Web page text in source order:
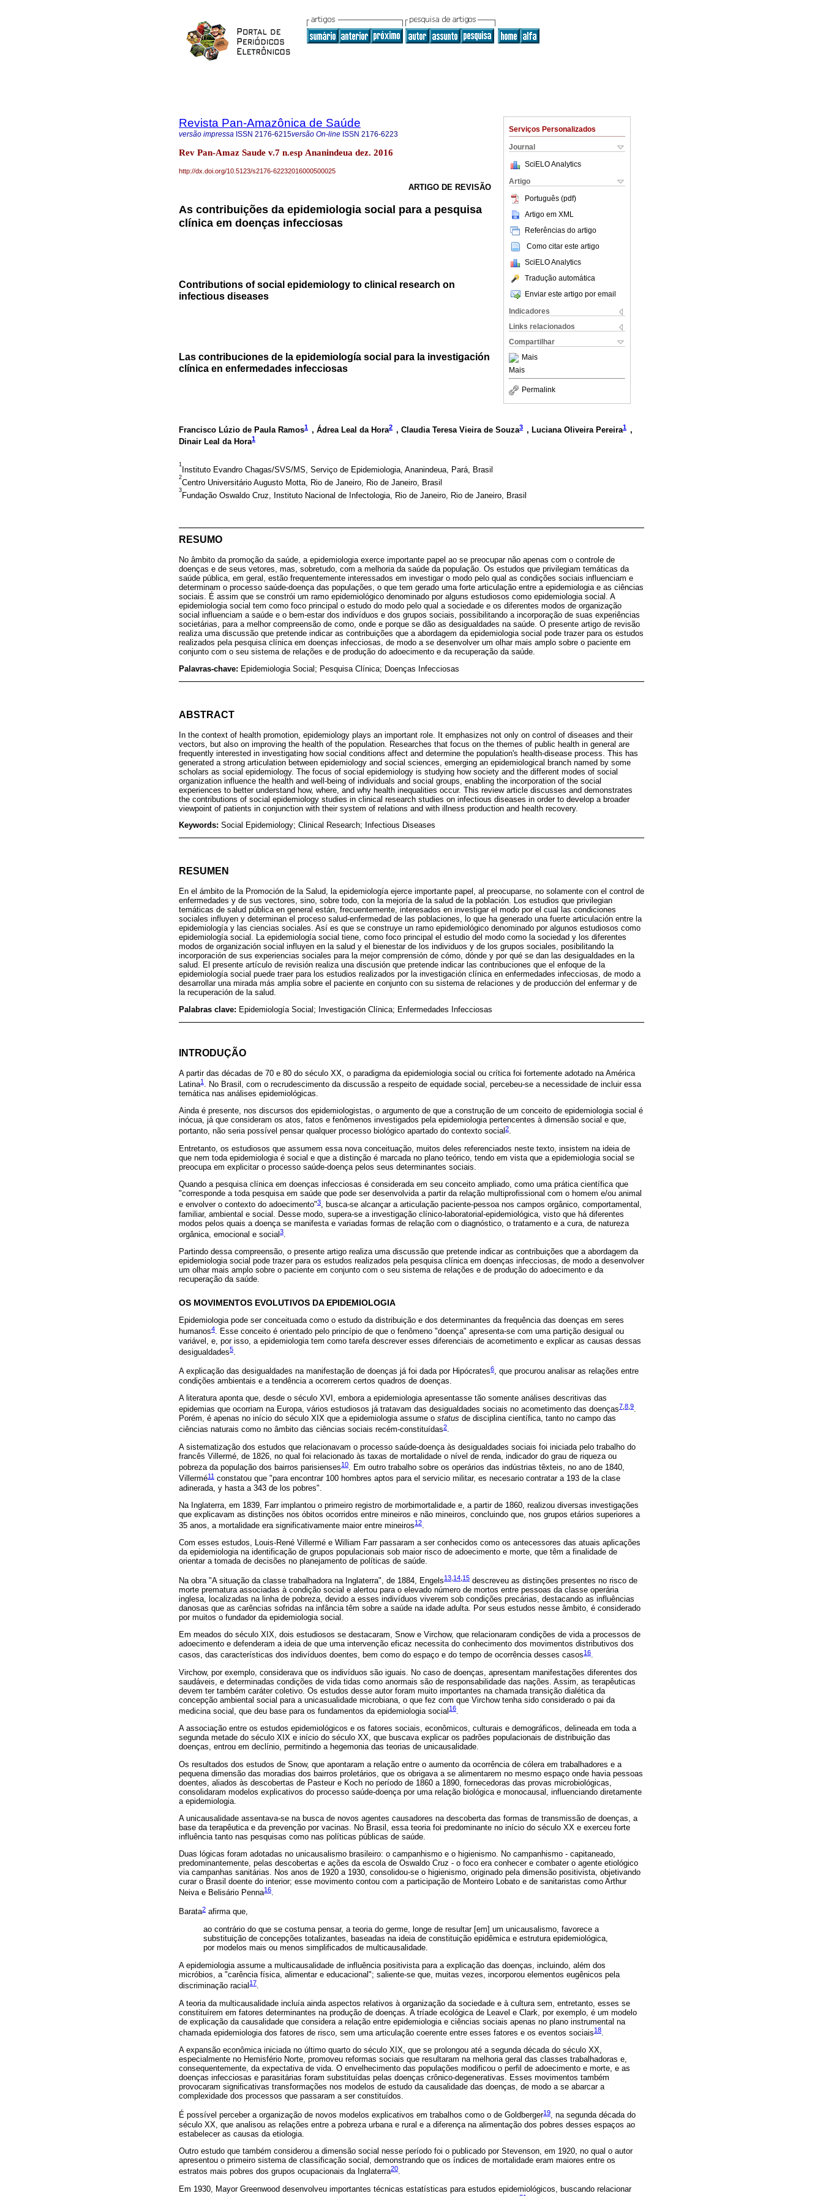
Serviços Personalizados
Journal
SciELO Analytics
Artigo
Português (pdf)
Artigo em XML
Referências do artigo
Como citar este artigo
SciELO Analytics
Tradução automática
Enviar este artigo por email
Indicadores
Links relacionados
Compartilhar
Mais
Mais
Permalink
Revista Pan-Amazônica de Saúde
versão impressa ISSN 2176-6215versão On-line ISSN 2176-6223
Rev Pan-Amaz Saude v.7 n.esp Ananindeua dez. 2016
http://dx.doi.org/10.5123/s2176-62232016000500025
ARTIGO DE REVISÃO
As contribuições da epidemiologia social para a pesquisa
clínica em doenças infecciosas
Contributions of social epidemiology to clinical research on
infectious diseases
Las contribuciones de la epidemiología social para la investigación
clínica en enfermedades infecciosas
Francisco Lúzio de Paula Ramos1 , Ádrea Leal da Hora2 , Claudia Teresa Vieira de Souza3 , Luciana Oliveira Pereira1 ,
Dinair Leal da Hora1
1
Instituto Evandro Chagas/SVS/MS, Serviço de Epidemiologia, Ananindeua, Pará, Brasil
2
Centro Universitário Augusto Motta, Rio de Janeiro, Rio de Janeiro, Brasil
3
Fundação Oswaldo Cruz, Instituto Nacional de Infectologia, Rio de Janeiro, Rio de Janeiro, Brasil
RESUMO
No âmbito da promoção da saúde, a epidemiologia exerce importante papel ao se preocupar não apenas com o controle de
doenças e de seus vetores, mas, sobretudo, com a melhoria da saúde da população. Os estudos que privilegiam temáticas da
saúde pública, em geral, estão frequentemente interessados em investigar o modo pelo qual as condições sociais influenciam e
determinam o processo saúde-doença das populações, o que tem gerado uma forte articulação entre a epidemiologia e as ciências
sociais. É assim que se constrói um ramo epidemiológico denominado por alguns estudiosos como epidemiologia social. A
epidemiologia social tem como foco principal o estudo do modo pelo qual a sociedade e os diferentes modos de organização
social influenciam a saúde e o bem-estar dos indivíduos e dos grupos sociais, possibilitando a incorporação de suas experiências
societárias, para a melhor compreensão de como, onde e porque se dão as desigualdades na saúde. O presente artigo de revisão
realiza uma discussão que pretende indicar as contribuições que a abordagem da epidemiologia social pode trazer para os estudos
realizados pela pesquisa clínica em doenças infecciosas, de modo a se desenvolver um olhar mais amplo sobre o paciente em
conjunto com o seu sistema de relações e de produção do adoecimento e da recuperação da saúde.
Palavras-chave: Epidemiologia Social; Pesquisa Clínica; Doenças Infecciosas
ABSTRACT
In the context of health promotion, epidemiology plays an important role. It emphasizes not only on control of diseases and their
vectors, but also on improving the health of the population. Researches that focus on the themes of public health in general are
frequently interested in investigating how social conditions affect and determine the population's health-disease process. This has
generated a strong articulation between epidemiology and social sciences, emerging an epidemiological branch named by some
scholars as social epidemiology. The focus of social epidemiology is studying how society and the different modes of social
organization influence the health and well-being of individuals and social groups, enabling the incorporation of the social
experiences to better understand how, where, and why health inequalities occur. This review article discusses and demonstrates
the contributions of social epidemiology studies in clinical research studies on infectious diseases in order to develop a broader
viewpoint of patients in conjunction with their system of relations and with illness production and health recovery.
Keywords: Social Epidemiology; Clinical Research; Infectious Diseases
RESUMEN
En el ámbito de la Promoción de la Salud, la epidemiología ejerce importante papel, al preocuparse, no solamente con el control de
enfermedades y de sus vectores, sino, sobre todo, con la mejoría de la salud de la población. Los estudios que privilegian
temáticas de salud pública en general están, frecuentemente, interesados en investigar el modo por el cual las condiciones
sociales influyen y determinan el proceso salud-enfermedad de las poblaciones, lo que ha generado una fuerte articulación entre la
epidemiología y las ciencias sociales. Así es que se construye un ramo epidemiológico denominado por algunos estudiosos como
epidemiología social. La epidemiología social tiene, como foco principal el estudio del modo como la sociedad y los diferentes
modos de organización social influyen en la salud y el bienestar de los individuos y de los grupos sociales, posibilitando la
incorporación de sus experiencias sociales para la mejor comprensión de cómo, dónde y por qué se dan las desigualdades en la
salud. El presente artículo de revisión realiza una discusión que pretende indicar las contribuciones que el enfoque de la
epidemiología social puede traer para los estudios realizados por la investigación clínica en enfermedades infecciosas, de modo a
desarrollar una mirada más amplia sobre el paciente en conjunto con su sistema de relaciones y de producción del enfermar y de
la recuperación de la salud.
Palabras clave: Epidemiología Social; Investigación Clínica; Enfermedades Infecciosas
INTRODUÇÃO
A partir das décadas de 70 e 80 do século XX, o paradigma da epidemiologia social ou crítica foi fortemente adotado na América
Latina1 . No Brasil, com o recrudescimento da discussão a respeito de equidade social, percebeu-se a necessidade de incluir essa
temática nas análises epidemiológicas.
Ainda é presente, nos discursos dos epidemiologistas, o argumento de que a construção de um conceito de epidemiologia social é
inócua, já que consideram os atos, fatos e fenômenos investigados pela epidemiologia pertencentes à dimensão social e que,
portanto, não seria possível pensar qualquer processo biológico apartado do contexto social2.
Entretanto, os estudiosos que assumem essa nova conceituação, muitos deles referenciados neste texto, insistem na ideia de
que nem toda epidemiologia é social e que a distinção é marcada no plano teórico, tendo em vista que a epidemiologia social se
preocupa em explicitar o processo saúde-doença pelos seus determinantes sociais.
Quando a pesquisa clínica em doenças infecciosas é considerada em seu conceito ampliado, como uma prática científica que
"corresponde a toda pesquisa em saúde que pode ser desenvolvida a partir da relação multiprofissional com o homem e/ou animal
e envolver o contexto do adoecimento"3, busca-se alcançar a articulação paciente-pessoa nos campos orgânico, comportamental,
familiar, ambiental e social. Desse modo, supera-se a investigação clínico-laboratorial-epidemiológica, visto que há diferentes
modos pelos quais a doença se manifesta e variadas formas de relação com o diagnóstico, o tratamento e a cura, de natureza
orgânica, emocional e social 3
Partindo dessa compreensão, o presente artigo realiza uma discussão que pretende indicar as contribuições que a abordagem da
epidemiologia social pode trazer para os estudos realizados pela pesquisa clínica em doenças infecciosas, de modo a desenvolver
um olhar mais amplo sobre o paciente em conjunto com o seu sistema de relações e de produção do adoecimento e da
recuperação da saúde.
OS MOVIMENTOS EVOLUTIVOS DA EPIDEMIOLOGIA
Epidemiologia pode ser conceituada como o estudo da distribuição e dos determinantes da frequência das doenças em seres
humanos4. Esse conceito é orientado pelo princípio de que o fenômeno "doença" apresenta-se com uma partição desigual ou
variável, e, por isso, a epidemiologia tem como tarefa descrever esses diferenciais de acometimento e explicar as causas dessas
desigualdades5.
A explicação das desigualdades na manifestação de doenças já foi dada por Hipócrates6, que procurou analisar as relações entre
condições ambientais e a tendência a ocorrerem certos quadros de doenças.
A literatura aponta que, desde o século XVI, embora a epidemiologia apresentasse tão somente análises descritivas das
epidemias que ocorriam na Europa, vários estudiosos já tratavam das desigualdades sociais no acometimento das doenças7 8 9.
Porém, é apenas no início do século XIX que a epidemiologia assume o status de disciplina científica, tanto no campo das
ciências naturais como no âmbito das ciências sociais recém-constituídas2.
A sistematização dos estudos que relacionavam o processo saúde-doença às desigualdades sociais foi iniciada pelo trabalho do
francês Villermé, de 1826, no qual foi relacionado às taxas de mortalidade o nível de renda, indicador do grau de riqueza ou
pobreza da população dos bairros parisienses10. Em outro trabalho sobre os operários das indústrias têxteis, no ano de 1840,
Villermé11 constatou que "para encontrar 100 hombres aptos para el servicio militar, es necesario contratar a 193 de la clase
adinerada, y hasta a 343 de los pobres".
Na Inglaterra, em 1839, Farr implantou o primeiro registro de morbimortalidade e, a partir de 1860, realizou diversas investigações
que explicavam as distinções nos óbitos ocorridos entre mineiros e não mineiros, concluindo que, nos grupos etários superiores a
35 anos, a mortalidade era significativamente maior entre mineiros12.
Com esses estudos, Louis-René Villermé e William Farr passaram a ser conhecidos como os antecessores das atuais aplicações
da epidemiologia na identificação de grupos populacionais sob maior risco de adoecimento e morte, que têm a finalidade de
orientar a tomada de decisões no planejamento de políticas de saúde.
Na obra "A situação da classe trabalhadora na Inglaterra", de 1884, Engels13 14 15 descreveu as distinções presentes no risco de
morte prematura associadas à condição social e alertou para o elevado número de mortos entre pessoas da classe operária
inglesa, localizadas na linha de pobreza, devido a esses indivíduos viverem sob condições precárias, destacando as influências
danosas que as carências sofridas na infância têm sobre a saúde na idade adulta. Por seus estudos nesse âmbito, é considerado
por muitos o fundador da epidemiologia social.
Em meados do século XIX, dois estudiosos se destacaram, Snow e Virchow, que relacionaram condições de vida a processos de
adoecimento e defenderam a ideia de que uma intervenção eficaz necessita do conhecimento dos movimentos distributivos dos
casos, das características dos indivíduos doentes, bem como do espaço e do tempo de ocorrência desses casos16.
Virchow, por exemplo, considerava que os indivíduos são iguais. No caso de doenças, apresentam manifestações diferentes dos
saudáveis, e determinadas condições de vida tidas como anormais são de responsabilidade das nações. Assim, as terapêuticas
devem ter também caráter coletivo. Os estudos desse autor foram muito importantes na chamada transição dialética da
concepção ambiental social para a unicasualidade microbiana, o que fez com que Virchow tenha sido considerado o pai da
medicina social, que deu base para os fundamentos da epidemiologia social 16.
A associação entre os estudos epidemiológicos e os fatores sociais, econômicos, culturais e demográficos, delineada em toda a
segunda metade do século XIX e início do século XX, que buscava explicar os padrões populacionais de distribuição das
doenças, entrou em declínio, permitindo a hegemonia das teorias de unicausalidade.
Os resultados dos estudos de Snow, que apontaram a relação entre o aumento da ocorrência de cólera em trabalhadores e a
pequena dimensão das moradias dos bairros proletários, que os obrigava a se alimentarem no mesmo espaço onde havia pessoas
doentes, aliados às descobertas de Pasteur e Koch no período de 1860 a 1890, fornecedoras das provas microbiológicas,
consolidaram modelos explicativos do processo saúde-doença por uma relação biológica e monocausal, influenciando diretamente
a epidemiologia.
A unicausalidade assentava-se na busca de novos agentes causadores na descoberta das formas de transmissão de doenças, a
base da terapêutica e da prevenção por vacinas. No Brasil, essa teoria foi predominante no início do século XX e exerceu forte
influência tanto nas pesquisas como nas políticas públicas de saúde.
Duas lógicas foram adotadas no unicausalismo brasileiro: o campanhismo e o higienismo. No campanhismo - capitaneado,
predominantemente, pelas descobertas e ações da escola de Oswaldo Cruz - o foco era conhecer e combater o agente etiológico
via campanhas sanitárias. Nos anos de 1920 a 1930, consolidou-se o higienismo, originado pela dimensão positivista, objetivando
curar o Brasil doente do interior; esse movimento contou com a participação de Monteiro Lobato e de sanitaristas como Arthur
Neiva e Belisário Penna16.
Barata2 afirma que,
ao contrário do que se costuma pensar, a teoria do germe, longe de resultar [em] um unicausalismo, favorece a
substituição de concepções totalizantes, baseadas na ideia de constituição epidêmica e estrutura epidemiológica,
por modelos mais ou menos simplificados de multicausalidade.
A epidemiologia assume a multicausalidade de influência positivista para a explicação das doenças, incluindo, além dos
micróbios, a "carência física, alimentar e educacional"; saliente-se que, muitas vezes, incorporou elementos eugênicos pela
discriminação racial 17.
A teoria da multicausalidade incluía ainda aspectos relativos à organização da sociedade e à cultura sem, entretanto, esses se
constituírem em fatores determinantes na produção de doenças. A tríade ecológica de Leavel e Clark, por exemplo, é um modelo
de explicação da causalidade que considera a relação entre epidemiologia e ciências sociais apenas no plano instrumental na
chamada epidemiologia dos fatores de risco, sem uma articulação coerente entre esses fatores e os eventos sociais18.
A expansão econômica iniciada no último quarto do século XIX, que se prolongou até a segunda década do século XX,
especialmente no Hemisfério Norte, promoveu reformas sociais que resultaram na melhoria geral das classes trabalhadoras e,
consequentemente, da expectativa de vida. O envelhecimento das populações modificou o perfil de adoecimento e morte, e as
doenças infecciosas e parasitárias foram substituídas pelas doenças crônico-degenerativas. Esses movimentos também
provocaram significativas transformações nos modelos de estudo da causalidade das doenças, de modo a se abarcar a
complexidade dos processos que passaram a ser constituídos.
É possível perceber a organização de novos modelos explicativos em trabalhos como o de Goldberger19, na segunda década do
século XX, que analisou as relações entre a pobreza urbana e rural e a diferença na alimentação dos pobres desses espaços ao
estabelecer as causas da etiologia.
Outro estudo que também considerou a dimensão social nesse período foi o publicado por Stevenson, em 1920, no qual o autor
apresentou o primeiro sistema de classificação social, demonstrando que os índices de mortalidade eram maiores entre os
estratos mais pobres dos grupos ocupacionais da Inglaterra20.
Em 1930, Mayor Greenwood desenvolveu importantes técnicas estatísticas para estudos epidemiológicos, buscando relacionar